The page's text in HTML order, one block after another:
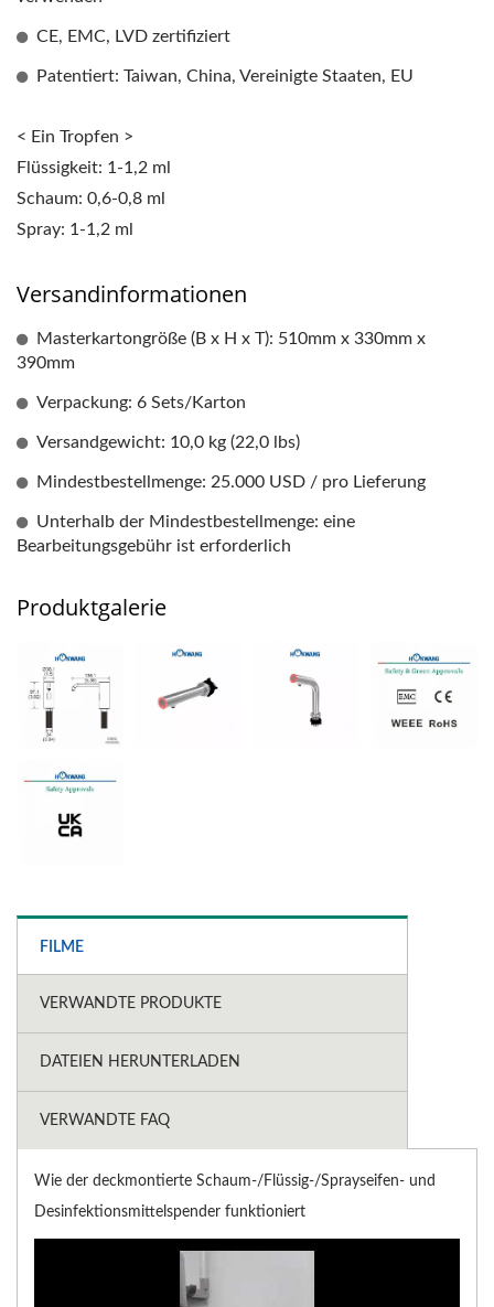
CE, EMC, LVD zertifiziert
Patentiert: Taiwan, China, Vereinigte Staaten, EU
< Ein Tropfen >
Flüssigkeit: 1-1,2 ml
Schaum: 0,6-0,8 ml
Spray: 1-1,2 ml
Versandinformationen
Masterkartongröße (B x H x T): 510mm x 330mm x
390mm
Verpackung: 6 Sets/Karton
Versandgewicht: 10,0 kg (22,0 lbs)
Mindestbestellmenge: 25.000 USD / pro Lieferung
Unterhalb der Mindestbestellmenge: eine
Bearbeitungsgebühr ist erforderlich
Produktgalerie
FILME
VERWANDTE PRODUKTE
DATEIEN HERUNTERLADEN
VERWANDTE FAQ
Wie der deckmontierte Schaum-/Flüssig-/Sprayseifen- und
Desinfektionsmittelspender funktioniert